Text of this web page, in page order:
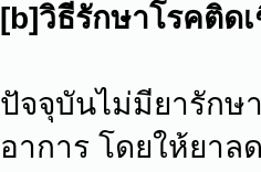
[b]วิธีรักษาโรคติด
ปัจจุบันไม่มียารักษ
อาการ โดยให้ยาล